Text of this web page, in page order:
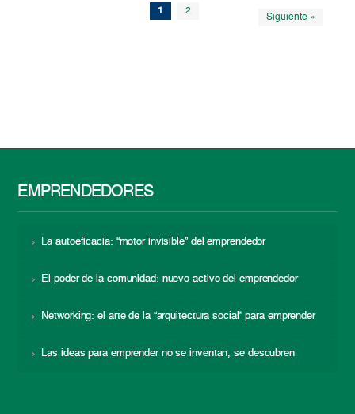
1 2
Siguiente »
EMPRENDEDORES
La autoeficacia: “motor invisible” del emprendedor
El poder de la comunidad: nuevo activo del emprendedor
Networking: el arte de la “arquitectura social” para emprender
Las ideas para emprender no se inventan, se descubren